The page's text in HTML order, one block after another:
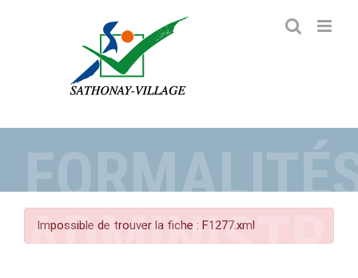
Impossible de trouver la fiche : F1277.xml